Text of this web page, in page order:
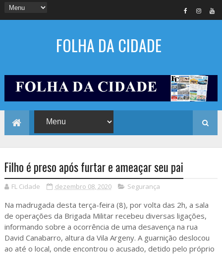
FOLHA DA CIDADE
Filho é preso após furtar e ameaçar seu pai
FL Cidade dezembro 08, 2020 Segurança
Na madrugada desta terça-feira (8), por volta das 2h, a sala
de operações da Brigada Militar recebeu diversas ligações,
informando sobre a ocorrência de uma desavença na rua
David Canabarro, altura da Vila Argeny. A guarnição deslocou
ao até o local, onde encontrou o acusado, detido pelo próprio